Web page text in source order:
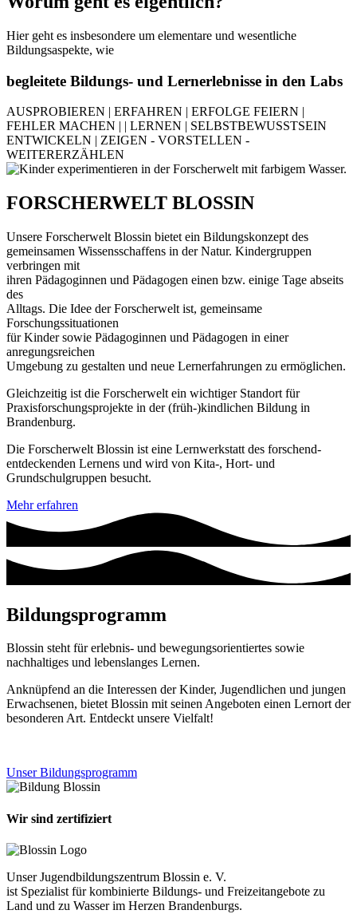
Hier geht es insbesondere um elementare und wesentliche
Bildungsaspekte, wie
begleitete Bildungs- und Lernerlebnisse in den Labs
AUSPROBIEREN | ERFAHREN | ERFOLGE FEIERN |
FEHLER MACHEN | | LERNEN | SELBSTBEWUSSTSEIN
ENTWICKELN | ZEIGEN - VORSTELLEN -
WEITERERZÄHLEN
FORSCHERWELT BLOSSIN
Unsere Forscherwelt Blossin bietet ein Bildungskonzept des
gemeinsamen Wissensschaffens in der Natur. Kindergruppen
verbringen mit
ihren Pädagoginnen und Pädagogen einen bzw. einige Tage abseits
des
Alltags. Die Idee der Forscherwelt ist, gemeinsame
Forschungssituationen
für Kinder sowie Pädagoginnen und Pädagogen in einer
anregungsreichen
Umgebung zu gestalten und neue Lernerfahrungen zu ermöglichen.
Gleichzeitig ist die Forscherwelt ein wichtiger Standort für
Praxisforschungsprojekte in der (früh-)kindlichen Bildung in
Brandenburg.
Die Forscherwelt Blossin ist eine Lernwerkstatt des forschend-
entdeckenden Lernens und wird von Kita-, Hort- und
Grundschulgruppen besucht.
Mehr erfahren
Bildungsprogramm
Blossin steht für erlebnis- und bewegungsorientiertes sowie
nachhaltiges und lebenslanges Lernen.
Anknüpfend an die Interessen der Kinder, Jugendlichen und jungen
Erwachsenen, bietet Blossin mit seinen Angeboten einen Lernort der
besonderen Art. Entdeckt unsere Vielfalt!
Unser Bildungsprogramm
Wir sind zertifiziert
Unser Jugendbildungszentrum Blossin e. V.
ist Spezialist für kombinierte Bildungs- und Freizeitangebote zu
Land und zu Wasser im Herzen Brandenburgs.